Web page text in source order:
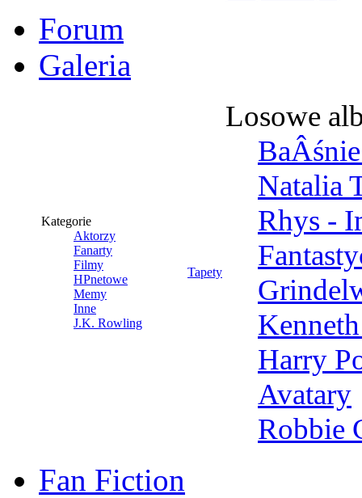
Forum
Galeria
Kategorie
Aktorzy
Fanarty
Filmy
HPnetowe
Memy
Inne
J.K. Rowling
Tapety
Losowe
Natalia
Rhys -
Harry
Avatary
Robbie
Fan Fiction